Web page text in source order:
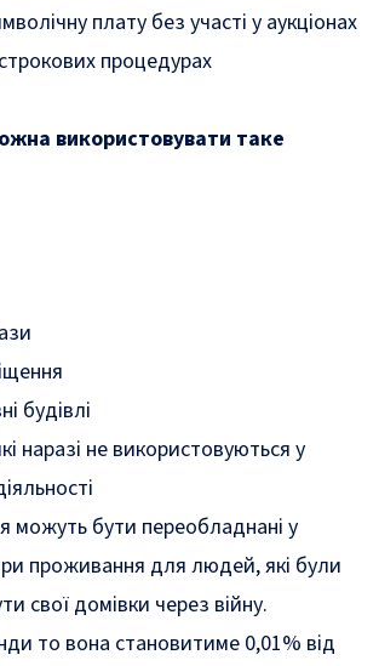
плату без участі у аукціонах
процедурах
використовувати таке
будівлі
наразі не використовуються у
можуть бути переобладнані у
проживання для людей, які були
свої домівки через війну.
то вона становитиме 0,01% від